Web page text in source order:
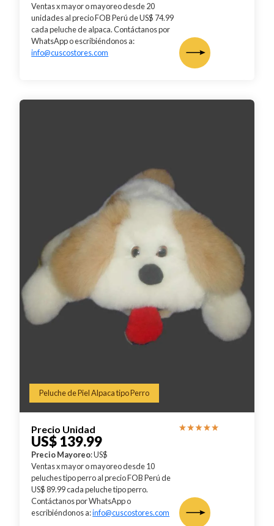
Ventas x mayor o mayoreo desde 20
unidades al precio FOB Perú de US$ 74.99
cada peluche de alpaca. Contáctanos por
WhatsApp o escribiéndonos a:
info@cuscostores.com
Peluche de Piel Alpaca tipo Perro
Precio Unidad
US$ 139.99
Precio Mayoreo: US$
Ventas x mayor o mayoreo desde 10
peluches tipo perro al precio FOB Perú de
US$ 89.99 cada peluche tipo perro.
Contáctanos por WhatsApp o
escribiéndonos a:info@cuscostores.com